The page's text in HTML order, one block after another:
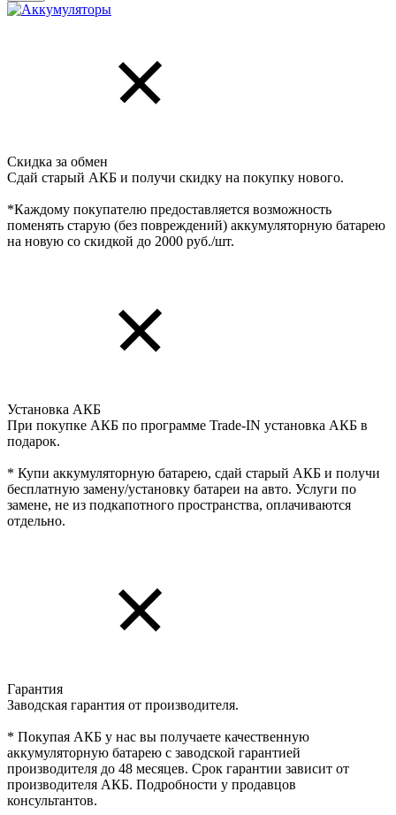
Скидка за обмен
Сдай старый АКБ и получи скидку на покупку нового.
*Каждому покупателю предоставляется возможность
поменять старую (без повреждений) аккумуляторную батарею
на новую со скидкой до 2000 руб./шт.
Установка АКБ
При покупке АКБ по программе Trade-IN установка АКБ в
подарок.
* Купи аккумуляторную батарею, сдай старый АКБ и получи
бесплатную замену/установку батареи на авто. Услуги по
замене, не из подкапотного пространства, оплачиваются
отдельно.
Гарантия
Заводская гарантия от производителя.
* Покупая АКБ у нас вы получаете качественную
аккумуляторную батарею с заводской гарантией
производителя до 48 месяцев. Срок гарантии зависит от
производителя АКБ. Подробности у продавцов
консультантов.